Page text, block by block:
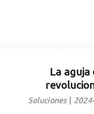
La
Soluciones